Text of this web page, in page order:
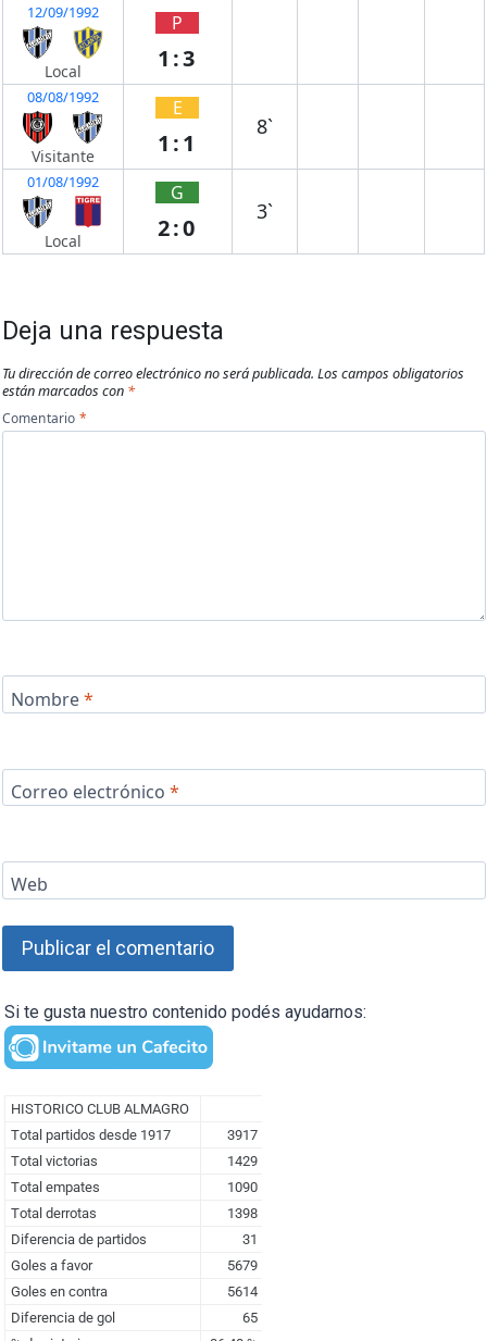
12/09/1992
Local
P
1:3
08/08/1992
Visitante
E
1:1
8`
01/08/1992
Local
G
2:0
3`
Deja una respuesta
Tu dirección de correo electrónico no será publicada. Los campos obligatorios
están marcados con *
Comentario *
Nombre*
Correo electrónico *
Web
Si te gusta nuestro contenido podés ayudarnos: